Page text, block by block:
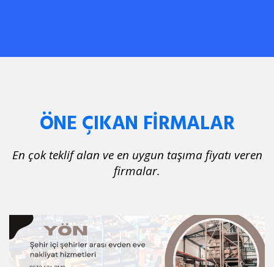
ÖNE ÇIKAN FİRMALAR
En çok teklif alan ve en uygun taşıma fiyatı veren
firmalar.